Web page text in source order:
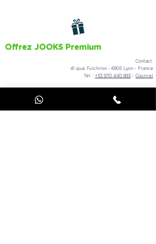
Offrez JOOKS Premium
Contact:
41 quai Fulchiron - 6905 Lyon - France
Tél. : +33 970 440 893 - Courriel